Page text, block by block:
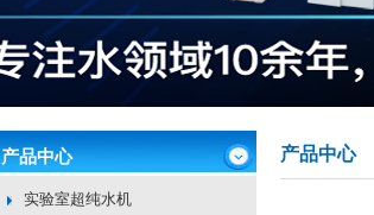
产品中心
实验室超纯水机
产品中心